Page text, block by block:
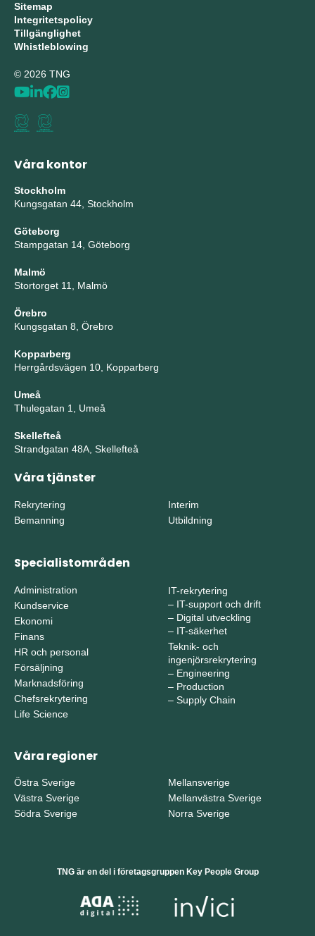
Sitemap
Integritetspolicy
Tillgänglighet
Whistleblowing
© 2026 TNG
Våra kontor
Stockholm
Kungsgatan 44, Stockholm
Göteborg
Stampgatan 14, Göteborg
Malmö
Stortorget 11, Malmö
Örebro
Kungsgatan 8, Örebro
Kopparberg
Herrgårdsvägen 10, Kopparberg
Umeå
Thulegatan 1, Umeå
Skellefteå
Strandgatan 48A, Skellefteå
Våra tjänster
Rekrytering
Bemanning
Interim
Utbildning
Specialistområden
Administration
Kundservice
Ekonomi
Finans
HR och personal
Försäljning
Marknadsföring
Chefsrekrytering
Life Science
IT-rekrytering
– IT-support och drift
– Digital utveckling
– IT-säkerhet
Teknik- och
ingenjörsrekrytering
– Engineering
– Production
– Supply Chain
Våra regioner
Östra Sverige
Västra Sverige
Södra Sverige
Mellansverige
Mellanvästra Sverige
Norra Sverige
TNG är en del i företagsgruppen Key People Group